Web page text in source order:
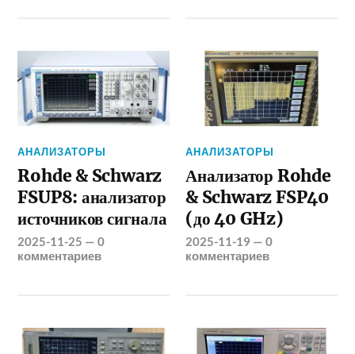
АНАЛИЗАТОРЫ
Rohde & Schwarz
FSUP8: анализатор
источников сигнала
2025-11-25 —0
комментариев
АНАЛИЗАТОРЫ
Анализатор Rohde
& Schwarz FSP40
(до 40 GHz)
2025-11-19 —0
комментариев